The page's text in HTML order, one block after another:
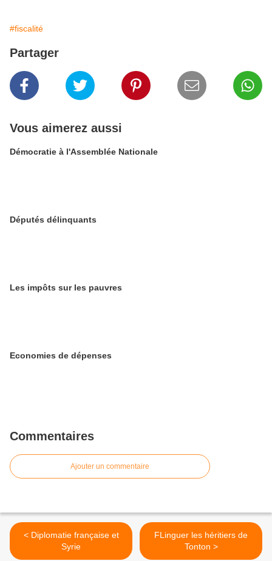
#fiscalité
Partager
Vous aimerez aussi
Démocratie à l'Assemblée Nationale
Députés délinquants
Les impôts sur les pauvres
Economies de dépenses
Commentaires
Ajouter un commentaire
< Diplomatie française et
Syrie
FLinguer les héritiers de
Tonton >